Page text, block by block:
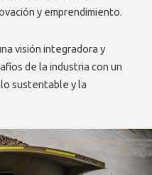
y emprendimiento.
visión integradora y
de la industria con un
sustentable y la